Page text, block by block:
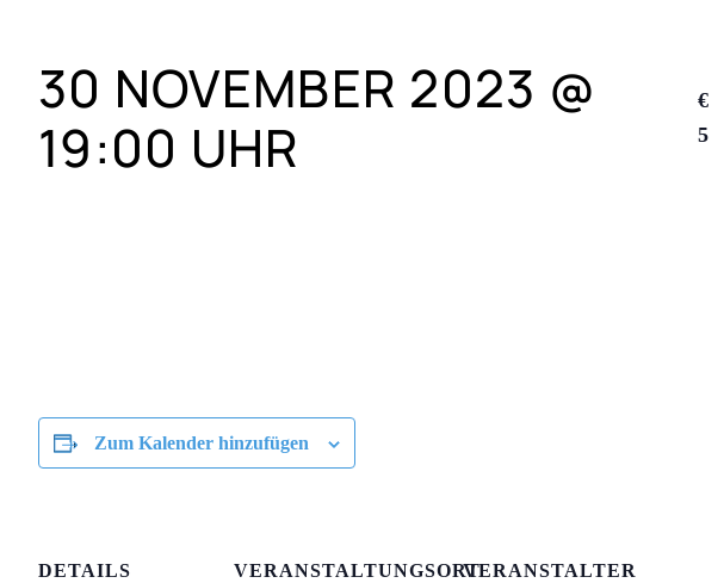
30 NOVEMBER 2023 @
19:00 UHR
€
5
Zum Kalender hinzufügen
DETAILS
VERANSTALTUNGSORTVERANSTALTER